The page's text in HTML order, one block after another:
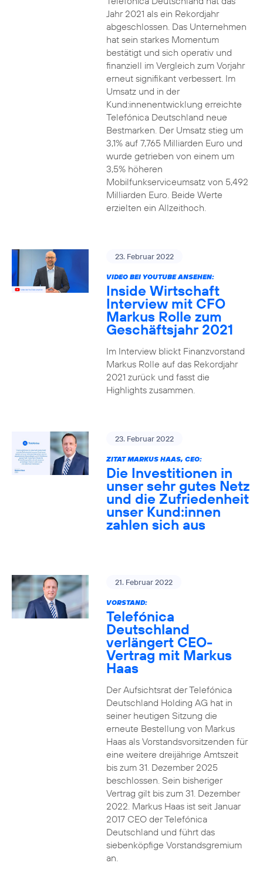
Jahr 2021 als ein Rekordjahr
abgeschlossen. Das Unternehmen
hat sein starkes Momentum
bestätigt und sich operativ und
finanziell im Vergleich zum Vorjahr
erneut signifikant verbessert. Im
Umsatz und in der
Kund:innenentwicklung erreichte
Telefónica Deutschland neue
Bestmarken. Der Umsatz stieg um
3,1% auf 7,765 Milliarden Euro und
wurde getrieben von einem um
3,5% höheren
Mobilfunkserviceumsatz von 5,492
Milliarden Euro. Beide Werte
erzielten ein Allzeithoch.
23. Februar 2022
VIDEO BEI YOUTUBE ANSEHEN:
Inside Wirtschaft
Interview mit CFO
Markus Rolle zum
Geschäftsjahr 2021
Im Interview blickt Finanzvorstand
Markus Rolle auf das Rekordjahr
2021 zurück und fasst die
Highlights zusammen.
23. Februar 2022
ZITAT MARKUS HAAS, CEO:
Die Investitionen in
unser sehr gutes Netz
und die Zufriedenheit
unser Kund:innen
zahlen sich aus
21. Februar 2022
VORSTAND:
Telefónica
Deutschland
verlängert CEO-
Vertrag mit Markus
Haas
Der Aufsichtsrat der Telefónica
Deutschland Holding AG hat in
seiner heutigen Sitzung die
erneute Bestellung von Markus
Haas als Vorstandsvorsitzenden für
eine weitere dreijährige Amtszeit
bis zum 31. Dezember 2025
beschlossen. Sein bisheriger
Vertrag gilt bis zum 31. Dezember
2022. Markus Haas ist seit Januar
2017 CEO der Telefónica
Deutschland und führt das
siebenköpfige Vorstandsgremium
an.